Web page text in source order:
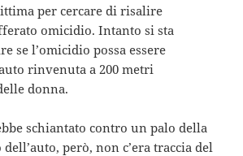
per cercare di risalire
omicidio. Intanto si sta
se l’omicidio possa essere
rinvenuta a 200 metri
donna.
schiantato contro un palo della
però, non c’era traccia del